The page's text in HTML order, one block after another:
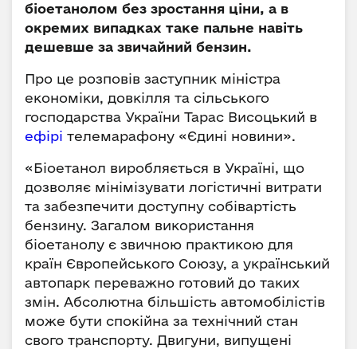
біоетанолом без зростання ціни, а в
окремих випадках таке пальне навіть
дешевше за звичайний бензин.
Про це розповів заступник міністра
економіки, довкілля та сільського
господарства України Тарас Висоцький в
ефірі телемарафону «Єдині новини».
«Біоетанол виробляється в Україні, що
дозволяє мінімізувати логістичні витрати
та забезпечити доступну собівартість
бензину. Загалом використання
біоетанолу є звичною практикою для
країн Європейського Союзу, а український
автопарк переважно готовий до таких
змін. Абсолютна більшість автомобілістів
може бути спокійна за технічний стан
свого транспорту. Двигуни, випущені